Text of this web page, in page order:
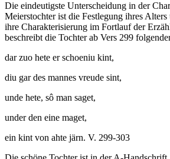
Die eindeutigste Unterscheidung in der
Meierstochter ist die Festlegung ihres
ihre Charakterisierung im Fortlauf der
beschreibt die Tochter ab Vers 299
dar zuo hete er schoeniu kint,
diu gar des mannes vreude sint,
unde hete, sô man saget,
under den eine maget,
ein kint von ahte järn. V. 299-303